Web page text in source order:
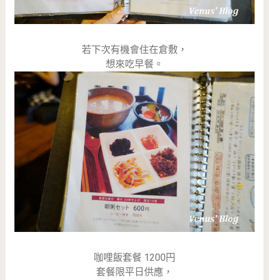
若下次有機會住在倉敷，
想來吃早餐。
咖哩飯套餐 1200円
套餐限平日供應，